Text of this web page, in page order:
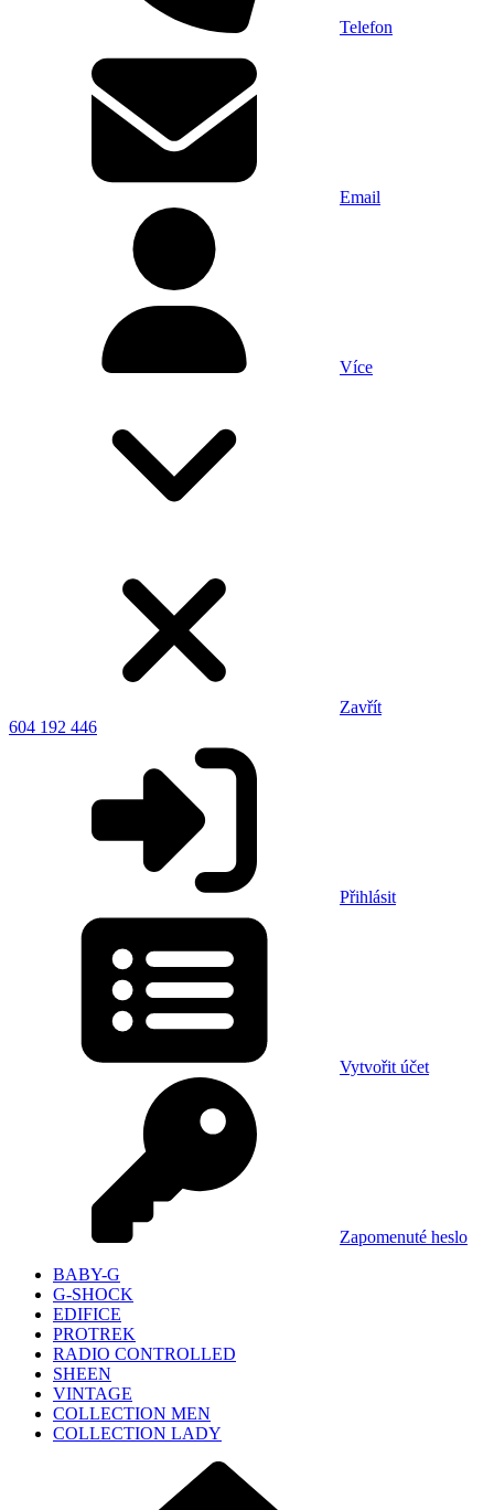
Telefon
Email
Více
Zavřít
604 192 446
Přihlásit
Vytvořit účet
Zapomenuté heslo
BABY-G
G-SHOCK
EDIFICE
PROTREK
RADIO CONTROLLED
SHEEN
VINTAGE
COLLECTION MEN
COLLECTION LADY